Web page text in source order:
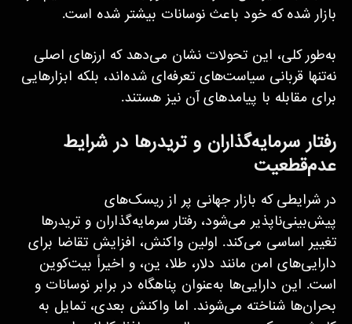
بازار شده که خود باعث نوسانات بیشتر شده است.
به‌طور کلی، این تحولات نشان می‌دهد که ارزهای اصلی
نه‌تنها قربانی سیاست‌های تعرفه‌ای شده‌اند، بلکه ابزارهایی
برای مقابله با پیامدهای آن نیز هستند.
رفتار سرمایه‌گذاران و تریدرها در شرایط
عدم‌قطعیت
در شرایطی که بازار جهانی پر از ریسک‌های
پیش‌بینی‌ناپذیر می‌شود، رفتار سرمایه‌گذاران و تریدرها
تغییر اساسی می‌کند. اولین واکنش، افزایش تقاضا برای
دارایی‌های امن مانند دلار، طلا، ین، و اخیراً بیت‌کوین
است. این دارایی‌ها به‌عنوان پناهگاه در برابر نوسانات و
بحران‌ها شناخته می‌شوند. اما واکنش بعدی، تمایل به